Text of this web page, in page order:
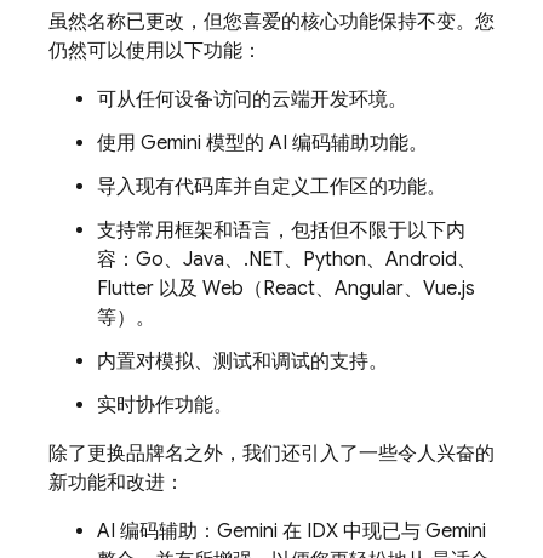
虽然名称已更改，但您喜爱的核心功能保持不变。您
仍然可以使用以下功能：
可从任何设备访问的云端开发环境。
使用 Gemini 模型的 AI 编码辅助功能。
导入现有代码库并自定义工作区的功能。
支持常用框架和语言，包括但不限于以下内
容：Go、Java、.NET、Python、Android、
Flutter 以及 Web（React、Angular、Vue.js
等）。
内置对模拟、测试和调试的支持。
实时协作功能。
除了更换品牌名之外，我们还引入了一些令人兴奋的
新功能和改进：
AI 编码辅助： Gemini 在 IDX 中现已与 Gemini